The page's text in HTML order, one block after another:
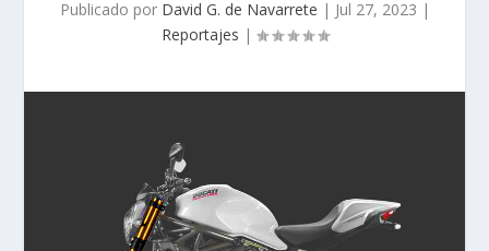
Publicado por David G. de Navarrete | Jul 27, 2023 |
Reportajes |